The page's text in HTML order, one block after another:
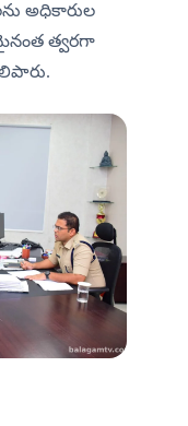
అధికారుల
త్వరగా